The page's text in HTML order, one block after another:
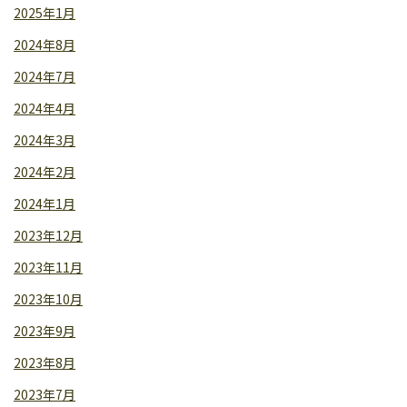
2025年1月
2024年8月
2024年7月
2024年4月
2024年3月
2024年2月
2024年1月
2023年12月
2023年11月
2023年10月
2023年9月
2023年8月
2023年7月